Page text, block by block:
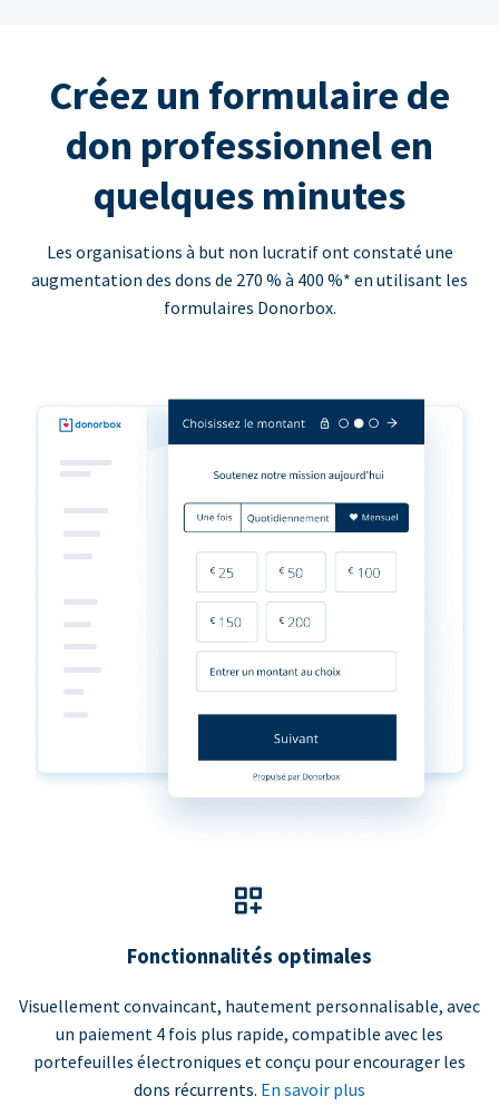
Créez un formulaire de
don professionnel en
quelques minutes
Les organisations à but non lucratif ont constaté une
augmentation des dons de 270 % à 400 %* en utilisant les
formulaires Donorbox.
Fonctionnalités optimales
Visuellement convaincant, hautement personnalisable, avec
un paiement 4 fois plus rapide, compatible avec les
portefeuilles électroniques et conçu pour encourager les
dons récurrents. En savoir plus